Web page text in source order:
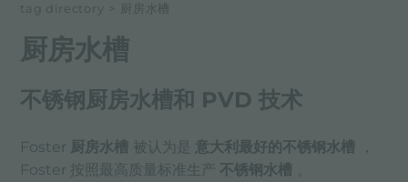
tag directory > 厨房水槽
厨房水槽
不锈钢厨房水槽和 PVD 技术
Foster 厨房水槽 被认为是 意大利最好的不锈钢水槽
，
Foster 按照最高质量标准生产 不锈钢水槽